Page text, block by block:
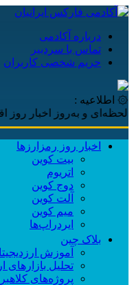
درباره آکادمی
تماس با سردبیر
حریم شخصی کاربران
۞ اطلاعیه :
و به‌روز اخبار روز
اخبار روز رمزارزها
بیت کوین
اتریوم
دوج کوین
آلت کوین
میم کوین‌
ایردراپ‌ها
بلاک چین
آموزش
تحلیل بازارهای
پروژه‌های